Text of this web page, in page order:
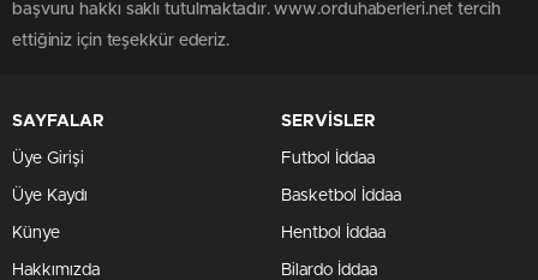
başvuru hakkı saklı tutulmaktadır. www.orduhaberleri.net tercih
ettiğiniz için teşekkür ederiz.
SAYFALAR
Üye Girişi
Üye Kaydı
Künye
Hakkımızda
SERVİSLER
Futbol İddaa
Basketbol İddaa
Hentbol İddaa
Bilardo İddaa